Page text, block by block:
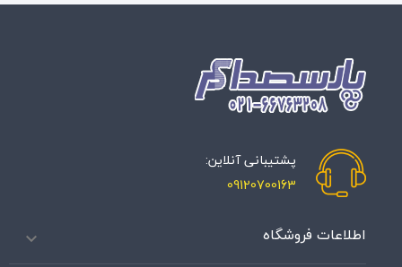
پشتیبانی آنلاین:
09120700163
اطلاعات فروشگاه 